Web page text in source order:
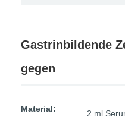
Gastrinbildende
gegen
Material: 2 ml